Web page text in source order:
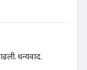
धन्यवाद.